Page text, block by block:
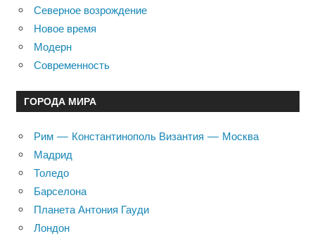
Северное возрождение
Новое время
Модерн
Современность
ГОРОДА МИРА
Рим — Константинополь Византия — Москва
Мадрид
Толедо
Барселона
Планета Антония Гауди
Лондон